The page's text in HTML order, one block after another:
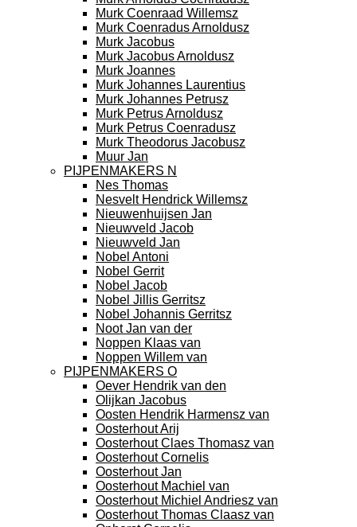
Murk Coenraad Willemsz
Murk Coenradus Arnoldusz
Murk Jacobus
Murk Jacobus Arnoldusz
Murk Joannes
Murk Johannes Laurentius
Murk Johannes Petrusz
Murk Petrus Arnoldusz
Murk Petrus Coenradusz
Murk Theodorus Jacobusz
Muur Jan
PIJPENMAKERS N
Nes Thomas
Nesvelt Hendrick Willemsz
Nieuwenhuijsen Jan
Nieuwveld Jacob
Nieuwveld Jan
Nobel Antoni
Nobel Gerrit
Nobel Jacob
Nobel Jillis Gerritsz
Nobel Johannis Gerritsz
Noot Jan van der
Noppen Klaas van
Noppen Willem van
PIJPENMAKERS O
Oever Hendrik van den
Olijkan Jacobus
Oosten Hendrik Harmensz van
Oosterhout Arij
Oosterhout Claes Thomasz van
Oosterhout Cornelis
Oosterhout Jan
Oosterhout Machiel van
Oosterhout Michiel Andriesz van
Oosterhout Thomas Claasz van